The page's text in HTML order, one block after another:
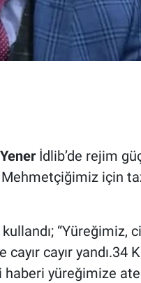
İdlib’de rejim
Mehmetçiğimiz için
“Yüreğimiz,
cayır yandı.34
yüreğimize